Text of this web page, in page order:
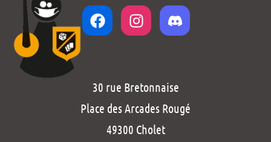
30 rue Bretonnaise
Place des Arcades Rougé
49300 Cholet